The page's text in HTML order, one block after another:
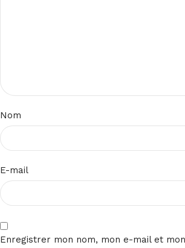
Nom
E-mail
Enregistrer mon nom, mon e-mail et